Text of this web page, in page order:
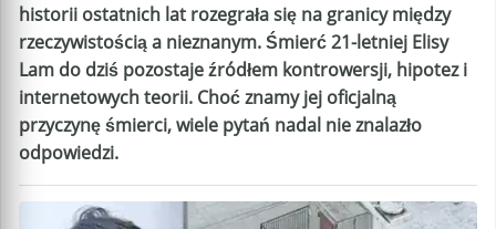
historii ostatnich lat rozegrała się na granicy między
rzeczywistością a nieznanym. Śmierć 21-letniej Elisy
Lam do dziś pozostaje źródłem kontrowersji, hipotez i
internetowych teorii. Choć znamy jej oficjalną
przyczynę śmierci, wiele pytań nadal nie znalazło
odpowiedzi.